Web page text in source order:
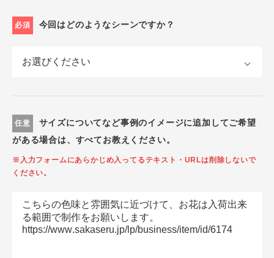
必須 今回はどのようなシーンですか？
任意
サイズについてなど事例のイメージに追加してご希望
がある場合は、すべてお教えください。
※入力フォームにあらかじめ入ってるテキスト・URLは削除しないで
ください。